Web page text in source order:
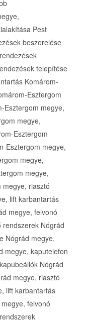
Pest
beszerelése
telepítése
Komárom-
Esztergom
Esztergom megye,
megye,
Esztergom
Esztergom megye,
megye,
megye,
megye, riasztó
lift karbantartás
megye, felvonó
Nógrád
Nógrád megye,
megye, kaputelefon
Nógrád
megye, riasztó
lift karbantartás
felvonó